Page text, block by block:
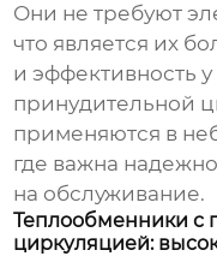
Они не требуют
что является их
и эффективность
принудительной
применяются в
где важна
на обслуживание.
Теплообменники с
циркуляцией: